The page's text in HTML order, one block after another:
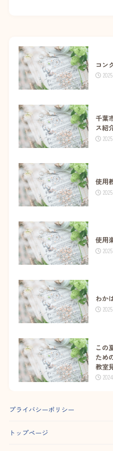
コン
千葉
ス紹
使用
使用
わか
この
ため
教室
プライバシーポリシー
トップページ